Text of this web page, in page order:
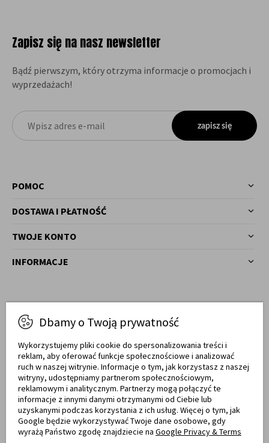
Zapisz się na nasz newsletter
Bądź pierwszym, który otrzyma informacje o promocjach i
wyprzedażach!
zapisz się
POMOC
DOSTAWA I PŁATNOŚĆ
TWOJE KONTO
INFORMACJE
Masz pytania?
Zadzwoń! 77 540 78 03
Od pon. do pt. w godz. 7:00 - 17:00
sklep@meblemwm.pl
Dbamy o Twoją prywatność
Wykorzystujemy pliki cookie do spersonalizowania treści i
reklam, aby oferować funkcje społecznościowe i analizować
ruch w naszej witrynie. Informacje o tym, jak korzystasz z naszej
witryny, udostępniamy partnerom społecznościowym,
reklamowym i analitycznym. Partnerzy mogą połączyć te
informacje z innymi danymi otrzymanymi od Ciebie lub
uzyskanymi podczas korzystania z ich usług. Więcej o tym, jak
Google będzie wykorzystywać Twoje dane osobowe, gdy
wyrażą Państwo zgodę znajdziecie na Google Privacy & Terms